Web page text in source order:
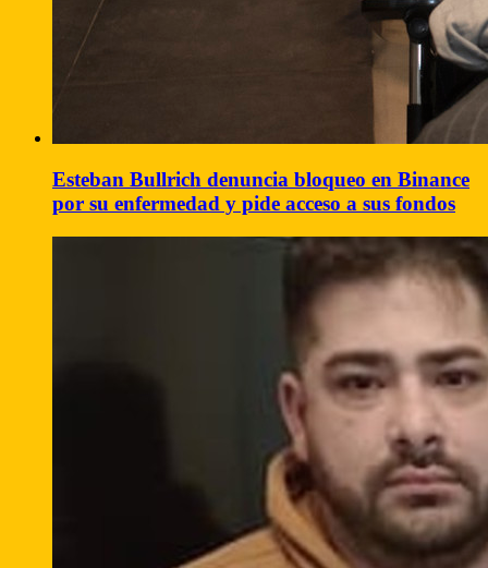
Esteban Bullrich denuncia bloqueo en Binance
por su enfermedad y pide acceso a sus fondos